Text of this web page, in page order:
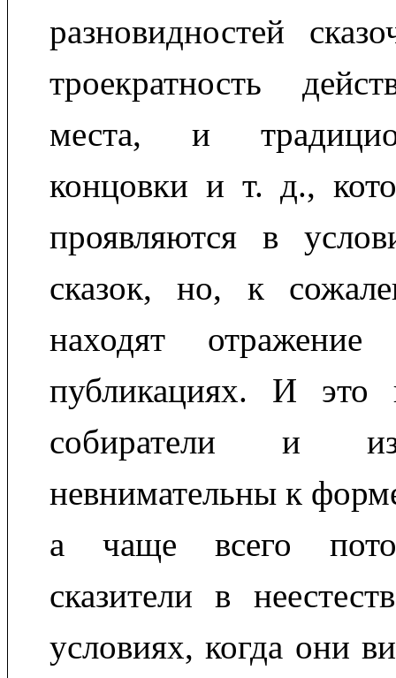
разновидностей
троекратность
места, и
концовки и т. д.,
проявляются в
сказок, но, к
находят
публикациях. И это
собиратели и
невнимательны к
а чаще всего
сказители в
условиях, когда они